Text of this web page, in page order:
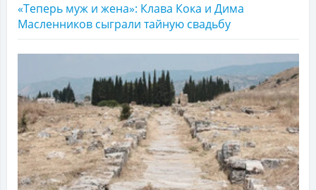
«Теперь муж и жена»: Клава Кока и Дима
Масленников сыграли тайную свадьбу